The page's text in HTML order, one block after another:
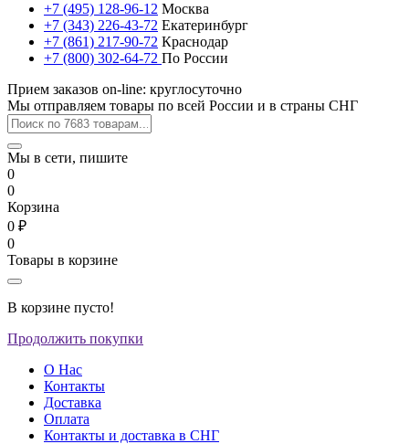
+7 (495) 128-96-12 Москва
+7 (343) 226-43-72 Екатеринбург
+7 (861) 217-90-72 Краснодар
+7 (800) 302-64-72 По России
Прием заказов on-line: круглосуточно
Мы отправляем товары по всей России и в страны СНГ
Мы в сети, пишите
0
0
Корзина
0 ₽
0
Товары в корзине
В корзине пусто!
Продолжить покупки
О Нас
Контакты
Доставка
Оплата
Контакты и доставка в СНГ